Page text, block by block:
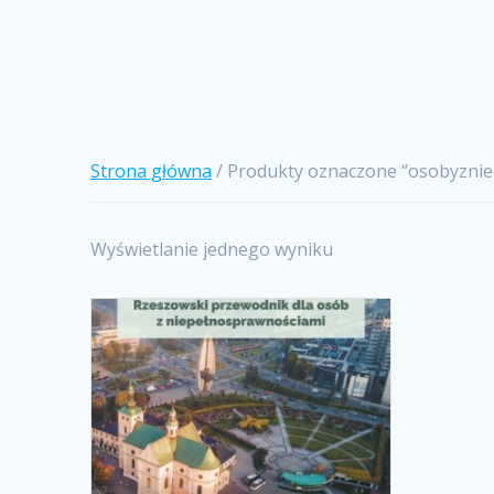
Strona główna / Produkty oznaczone
Wyświetlanie jednego wyniku